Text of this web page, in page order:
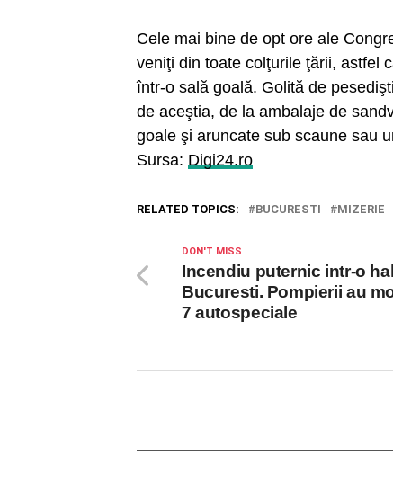
Cele mai bine de opt ore ale
veniţi din toate colţurile ţării, astfel
într-o sală goală. Golită de
de aceştia, de la ambalaje de
goale şi aruncate sub scaune sau
Sursa: Digi24.ro
RELATED TOPICS: BUCURESTI MIZERIE
DON'T MISS
Incendiu puternic intr-o
Bucuresti. Pompierii au
7 autospeciale